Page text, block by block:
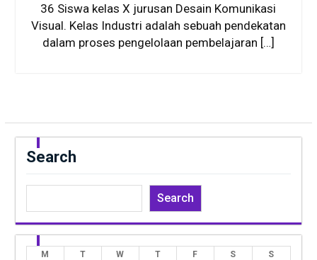
36 Siswa kelas X jurusan Desain Komunikasi
Visual. Kelas Industri adalah sebuah pendekatan
dalam proses pengelolaan pembelajaran […]
Search
Search
M T W T F S
S